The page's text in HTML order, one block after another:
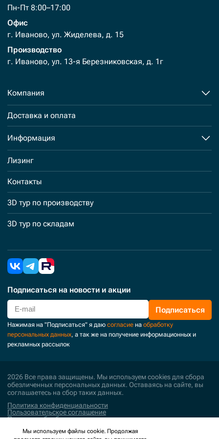
Пн-Пт 8:00–17:00
Офис
г. Иваново, ул. Жиделева, д. 15
Производство
г. Иваново, ул. 13-я Березниковская, д. 1г
Компания
Доставка и оплата
Информация
Лизинг
Контакты
3D тур по производству
3D тур по складам
Подписаться на новости и акции
Подписаться
Нажимая на "Подписаться" я даю согласие на обработку
персональных данных, а так же на получение информационных и
рекламных рассылок
2026 Все права защищены. Мы используем cookies для сбора
обезличенных персональных данных. Оставаясь на сайте, вы
соглашаетесь на сбор таких данных.
Политика конфиденциальности
Пользовательское соглашение
Политика обработки персональных данных
Мы используем файлы cookie. Продолжая